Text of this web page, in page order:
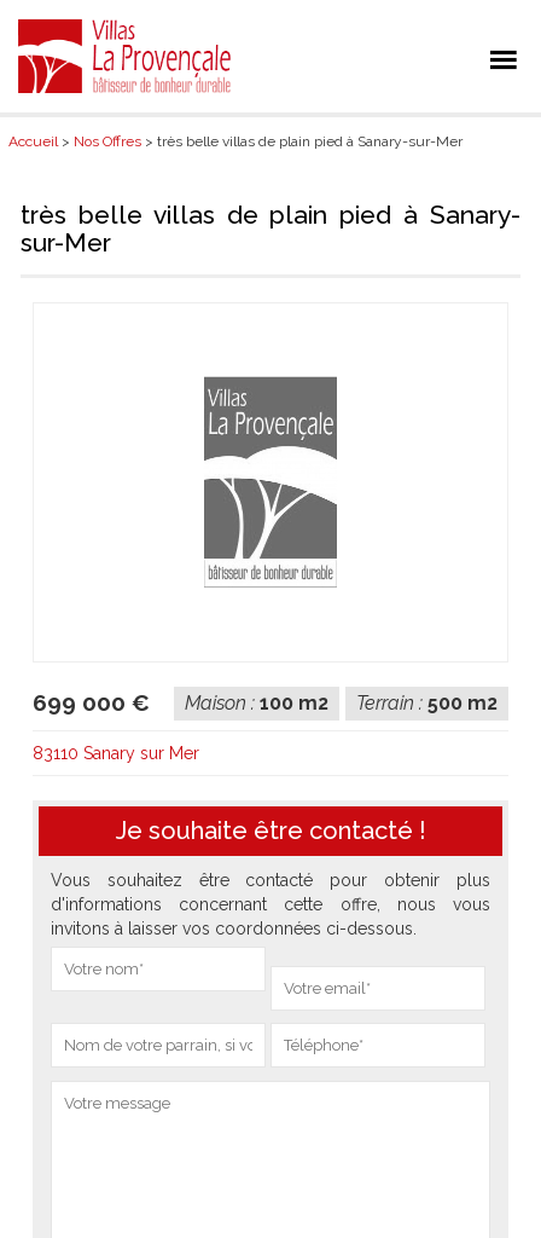
Accueil> Nos Offres > très belle villas de plain pied à Sanary-sur-Mer
très belle villas de plain pied à Sanary-
sur-Mer
699 000 € Terrain : 500 m2
Maison : 100 m2
83110 Sanary sur Mer
Je souhaite être contacté !
Vous souhaitez être contacté pour obtenir plus
d'informations concernant cette offre, nous vous
invitons à laisser vos coordonnées ci-dessous.